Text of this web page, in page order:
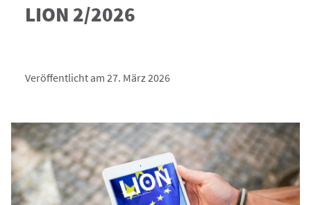
LION 2/2026
Veröffentlicht am 27. März 2026